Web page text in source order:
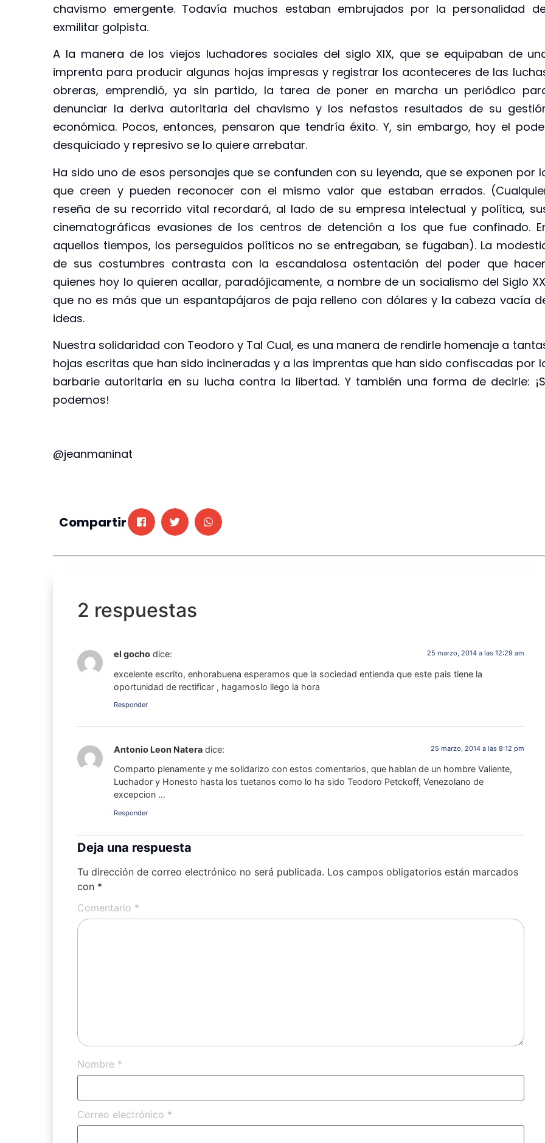
chavismo emergente. Todavía muchos estaban embrujados por la personalidad
exmilitar golpista.
A la manera de los viejos luchadores sociales del siglo XIX, que se equipaban de
imprenta para producir algunas hojas impresas y registrar los aconteceres de las
obreras, emprendió, ya sin partido, la tarea de poner en marcha un periódico
denunciar la deriva autoritaria del chavismo y los nefastos resultados de su
económica. Pocos, entonces, pensaron que tendría éxito. Y, sin embargo, hoy el
desquiciado y represivo se lo quiere arrebatar.
Ha sido uno de esos personajes que se confunden con su leyenda, que se exponen por
que creen y pueden reconocer con el mismo valor que estaban errados.
reseña de su recorrido vital recordará, al lado de su empresa intelectual y política,
cinematográficas evasiones de los centros de detención a los que fue confinado.
aquellos tiempos, los perseguidos políticos no se entregaban, se fugaban). La
de sus costumbres contrasta con la escandalosa ostentación del poder que
quienes hoy lo quieren acallar, paradójicamente, a nombre de un socialismo del Siglo
que no es más que un espantapájaros de paja relleno con dólares y la cabeza vacía
ideas.
Nuestra solidaridad con Teodoro y Tal Cual, es una manera de rendirle homenaje a
hojas escritas que han sido incineradas y a las imprentas que han sido confiscadas por
barbarie autoritaria en su lucha contra la libertad. Y también una forma de decirle:
podemos!
@jeanmaninat
Compartir
2 respuestas
el gocho dice: 25 marzo, 2014 a las 12:29 am
excelente escrito, enhorabuena esperamos que la sociedad entienda que este pais tiene la
oportunidad de rectificar , hagamoslo llego la hora
Responder
Antonio Leon Natera dice: 25 marzo, 2014 a las 8:12 pm
Comparto plenamente y me solidarizo con estos comentarios, que hablan de un hombre Valiente,
Luchador y Honesto hasta los tuetanos como lo ha sido Teodoro Petckoff, Venezolano de
excepcion …
Responder
Deja una respuesta
Tu dirección de correo electrónico no será publicada. Los campos obligatorios están marcados
con *
Comentario *
Nombre *
Correo electrónico *